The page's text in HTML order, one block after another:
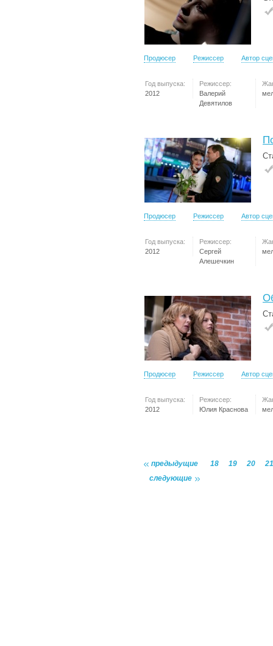
Продюсер Режиссер Автор
Год выпуска:
2012
Режиссер:
Валерий
Девятилов
Продюсер Режиссер Автор
Год выпуска:
2012
Режиссер:
Сергей
Алешечкин
Продюсер Режиссер Автор
Год выпуска:
2012
Режиссер:
Юлия Краснова
предыдущие 18 19 20
21
следующие